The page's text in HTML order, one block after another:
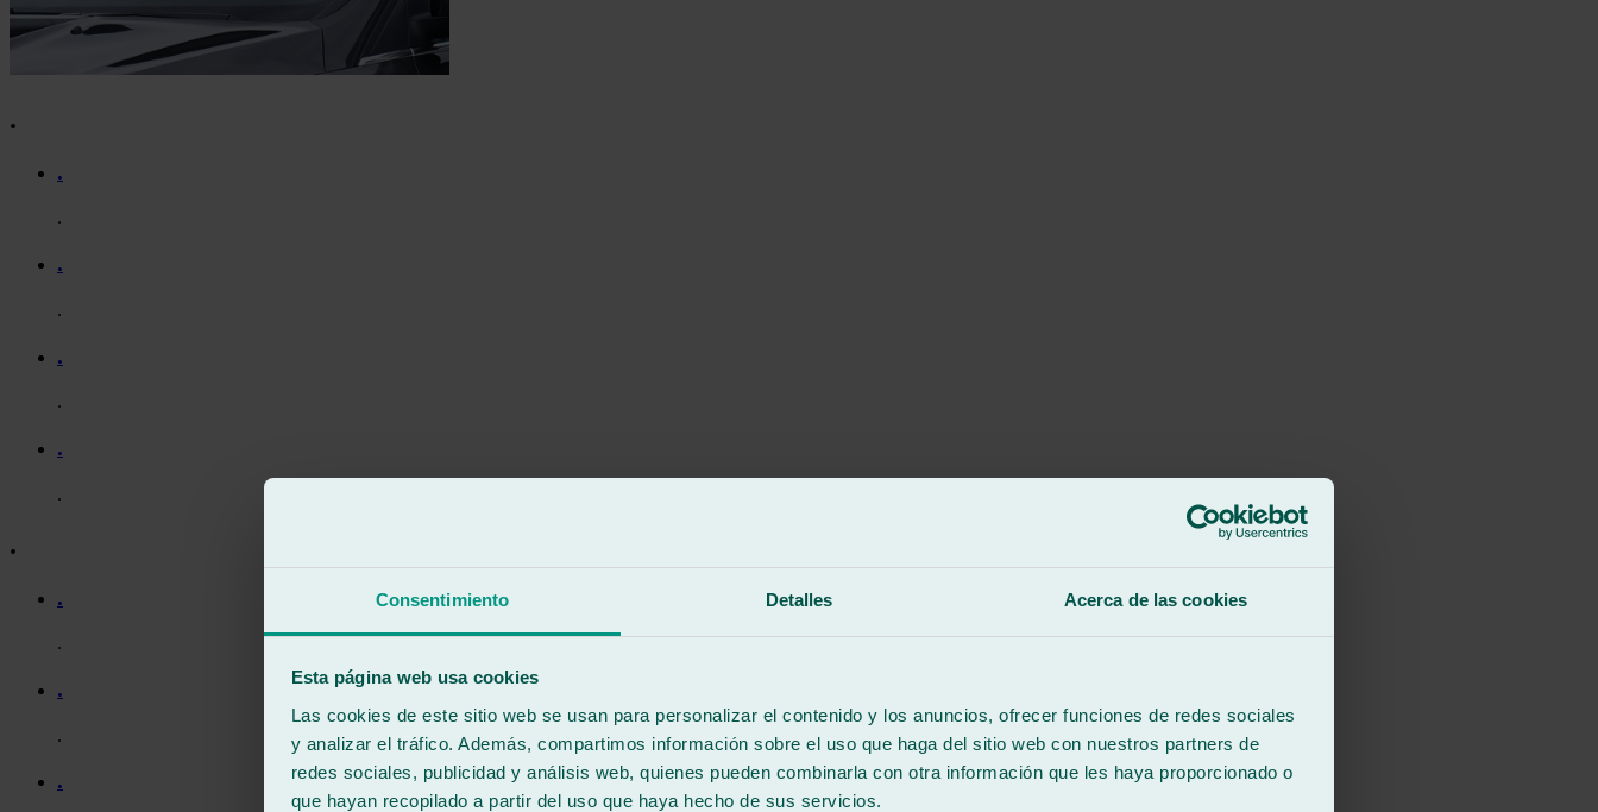
Consentimiento Detalles Acerca de las cookies
Esta página web usa cookies
Las cookies de este sitio web se usan para personalizar el contenido y los anuncios, ofrecer funciones de redes sociales
y analizar el tráfico. Además, compartimos información sobre el uso que haga del sitio web con nuestros partners de
redes sociales, publicidad y análisis web, quienes pueden combinarla con otra información que les haya proporcionado o
que hayan recopilado a partir del uso que haya hecho de sus servicios.
.
.
.
.
.
.
.
.
.
.
.
.
.
.
.